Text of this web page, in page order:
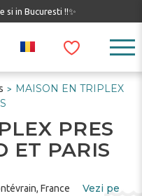
si in Bucuresti !!✨
>
MAISON EN TRIPLEX
PRES
ET PARIS
France
Vezi pe